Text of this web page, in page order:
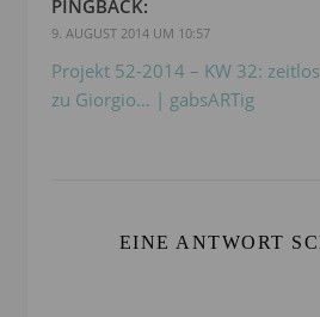
PINGBACK:
9. AUGUST 2014 UM 10:57
Projekt 52-2014 – KW 32:
zu Giorgio… | gabsARTig
EINE ANTWORT